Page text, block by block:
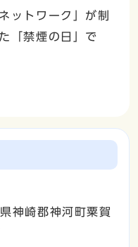
ットワーク」が制
「禁煙の日」で
神崎郡神河町粟賀